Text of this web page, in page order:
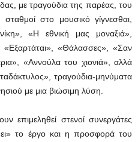
με τραγούδια της παρέας, του
στο μουσικό γίγνεσθαι,
«Η εθνική μας μοναξιά»,
«Θάλασσες», «Σαν
«Αννούλα του χιονιά», αλλά
τραγούδια-μηνύματα
με μια βιώσιμη λύση.
επιμεληθεί στενοί συνεργάτες
το έργο και η προσφορά του